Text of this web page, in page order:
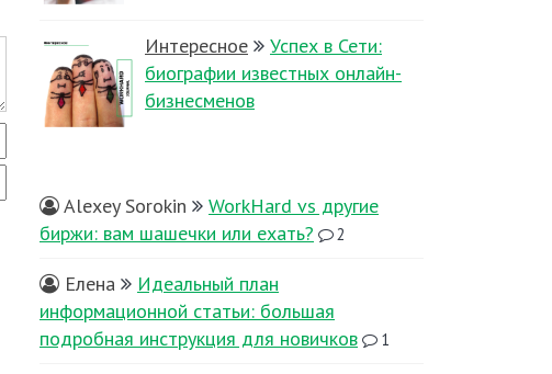
Интересное
Успех в Сети:
биографии известных онлайн-
бизнесменов
Alexey Sorokin
WorkHard vs другие
биржи: вам шашечки или ехать?
2
Елена
Идеальный план
информационной статьи: большая
подробная инструкция для новичков
1